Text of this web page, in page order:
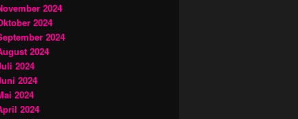
2024
2024
2024
2024
2024
2024
2024
2024